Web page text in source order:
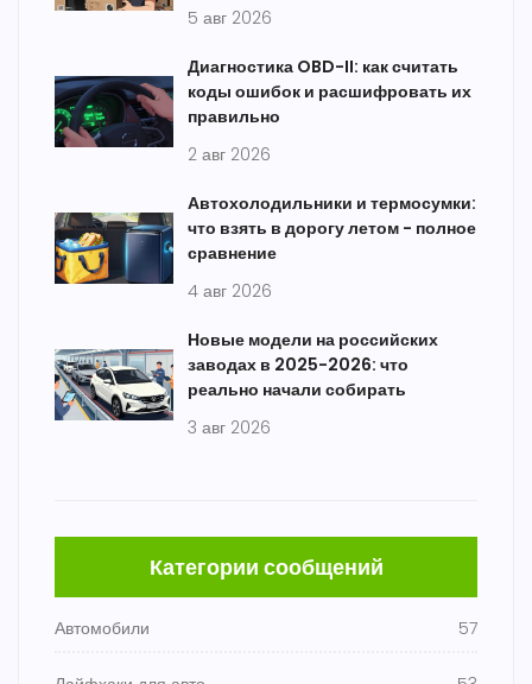
5 авг 2026
Диагностика OBD-II: как считать
коды ошибок и расшифровать их
правильно
2 авг 2026
Автохолодильники и термосумки:
что взять в дорогу летом - полное
сравнение
4 авг 2026
Новые модели на российских
заводах в 2025-2026: что
реально начали собирать
3 авг 2026
Категории сообщений
Автомобили 57